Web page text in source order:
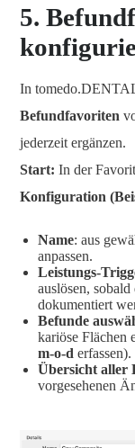
5.
In
Befundfavoriten
jederzeit ergänzen.
Start: In der
Konfiguration
Name: aus
anpassen.
Leistungs-
auslösen,
dokumentiert
Befunde
kariöse Flächen
m-o-d erfassen).
Übersicht aller
vorgesehenen